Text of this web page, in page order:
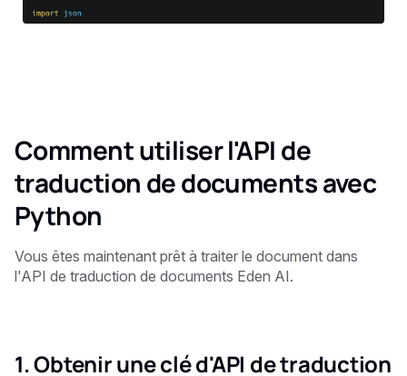
Comment utiliser l'API de
traduction de documents avec
Python
Vous êtes maintenant prêt à traiter le document dans
l'API de traduction de documents Eden AI.
1. Obtenir une clé d'API de traduction